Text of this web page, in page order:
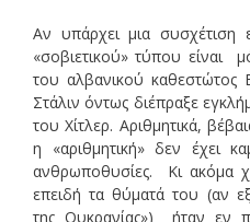
Αν υπάρχει μια συσχέτιση
«σοβιετικού» τύπου είναι
του αλβανικού
Στάλιν όντως διέπραξε
του Χίτλερ. Αριθμητικά,
η «αριθμητική» δεν έχει
ανθρωποθυσίες. Κι ακόμα
επειδή τα θύματά του (αν
της Ουκρανίας») ήταν εν